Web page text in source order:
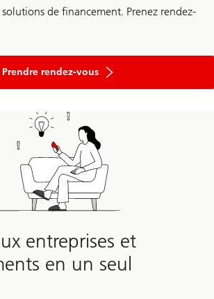
de financement. Prenez rendez-
Prendre rendez-vous
entreprises et
en un seul